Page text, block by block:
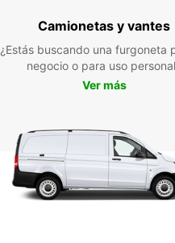
Con
de
Geest
Camionetas y vantes
¿Estás buscando una furgoneta
negocio o para uso
Ver más